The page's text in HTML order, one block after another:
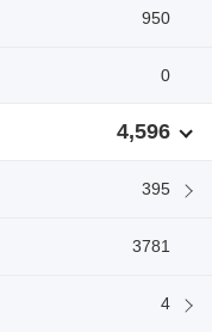
950
0
4,596
395
3781
4